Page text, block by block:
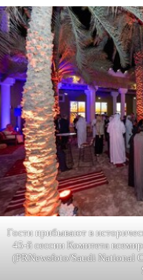
Гости прибывают в
45-й сессии Комитета
(PRNewsfoto/Saudi National